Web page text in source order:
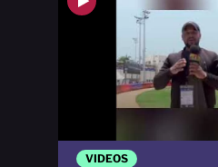
VIDEOS